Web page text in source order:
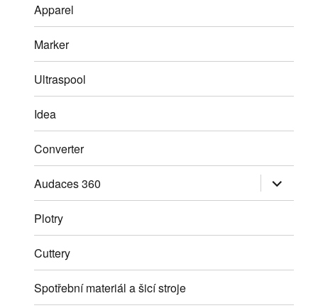
Apparel
Marker
Ultraspool
Idea
Converter
Audaces 360 Zobrazit
položky
Plotry
Cuttery
Spotřební materiál a šicí stroje